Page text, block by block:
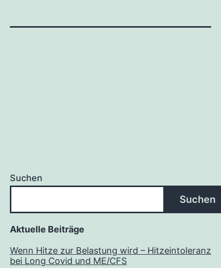
Suchen
Suchen
Aktuelle Beiträge
Wenn Hitze zur Belastung wird – Hitzeintoleranz
bei Long Covid und ME/CFS